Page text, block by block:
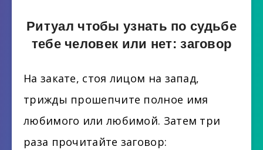
Ритуал чтобы узнать по судьбе
тебе человек или нет: заговор
На закате, стоя лицом на запад,
трижды прошепчите полное имя
любимого или любимой. Затем три
раза прочитайте заговор: